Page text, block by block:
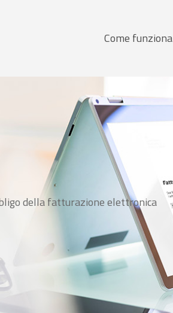
Menu
Come funziona
della fatturazione elettronica